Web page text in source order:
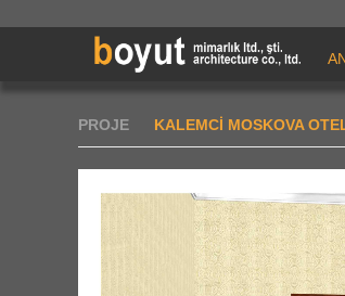
PROJE KALEMCİ MOSKOVA